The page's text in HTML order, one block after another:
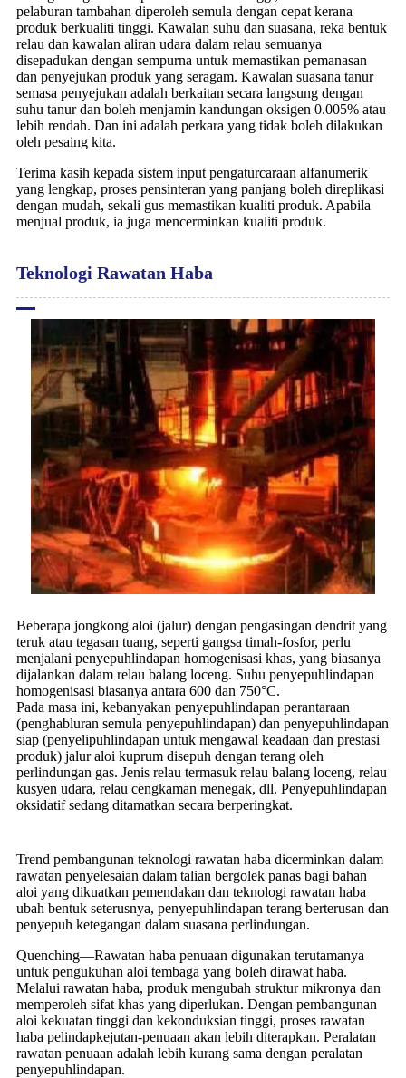
pelaburan tambahan diperoleh semula dengan cepat kerana
produk berkualiti tinggi. Kawalan suhu dan suasana, reka bentuk
relau dan kawalan aliran udara dalam relau semuanya
disepadukan dengan sempurna untuk memastikan pemanasan
dan penyejukan produk yang seragam. Kawalan suasana tanur
semasa penyejukan adalah berkaitan secara langsung dengan
suhu tanur dan boleh menjamin kandungan oksigen 0.005% atau
lebih rendah. Dan ini adalah perkara yang tidak boleh dilakukan
oleh pesaing kita.
Terima kasih kepada sistem input pengaturcaraan alfanumerik
yang lengkap, proses pensinteran yang panjang boleh direplikasi
dengan mudah, sekali gus memastikan kualiti produk. Apabila
menjual produk, ia juga mencerminkan kualiti produk.
Teknologi Rawatan Haba
Beberapa jongkong aloi (jalur) dengan pengasingan dendrit yang
teruk atau tegasan tuang, seperti gangsa timah-fosfor, perlu
menjalani penyepuhlindapan homogenisasi khas, yang biasanya
dijalankan dalam relau balang loceng. Suhu penyepuhlindapan
homogenisasi biasanya antara 600 dan 750°C.
Pada masa ini, kebanyakan penyepuhlindapan perantaraan
(penghabluran semula penyepuhlindapan) dan penyepuhlindapan
siap (penyelipuhlindapan untuk mengawal keadaan dan prestasi
produk) jalur aloi kuprum disepuh dengan terang oleh
perlindungan gas. Jenis relau termasuk relau balang loceng, relau
kusyen udara, relau cengkaman menegak, dll. Penyepuhlindapan
oksidatif sedang ditamatkan secara berperingkat.
Trend pembangunan teknologi rawatan haba dicerminkan dalam
rawatan penyelesaian dalam talian bergolek panas bagi bahan
aloi yang dikuatkan pemendakan dan teknologi rawatan haba
ubah bentuk seterusnya, penyepuhlindapan terang berterusan dan
penyepuh ketegangan dalam suasana perlindungan.
Quenching—Rawatan haba penuaan digunakan terutamanya
untuk pengukuhan aloi tembaga yang boleh dirawat haba.
Melalui rawatan haba, produk mengubah struktur mikronya dan
memperoleh sifat khas yang diperlukan. Dengan pembangunan
aloi kekuatan tinggi dan kekonduksian tinggi, proses rawatan
haba pelindapkejutan-penuaan akan lebih diterapkan. Peralatan
rawatan penuaan adalah lebih kurang sama dengan peralatan
penyepuhlindapan.